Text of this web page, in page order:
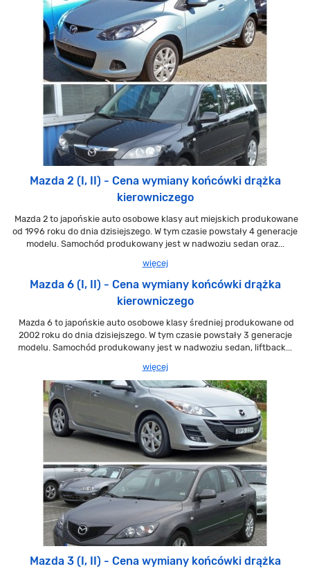
Mazda 2 (I, II) - Cena wymiany końcówki drążka
kierowniczego
Mazda 2 to japońskie auto osobowe klasy aut miejskich produkowane
od 1996 roku do dnia dzisiejszego. W tym czasie powstały 4 generacje
modelu. Samochód produkowany jest w nadwoziu sedan oraz...
więcej
Mazda 6 (I, II) - Cena wymiany końcówki drążka
kierowniczego
Mazda 6 to japońskie auto osobowe klasy średniej produkowane od
2002 roku do dnia dzisiejszego. W tym czasie powstały 3 generacje
modelu. Samochód produkowany jest w nadwoziu sedan, liftback...
więcej
Mazda 3 (I, II) - Cena wymiany końcówki drążka